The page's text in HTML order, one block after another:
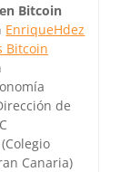
Bitcoin
EnriqueHdez
Bitcoin
de
Canaria)